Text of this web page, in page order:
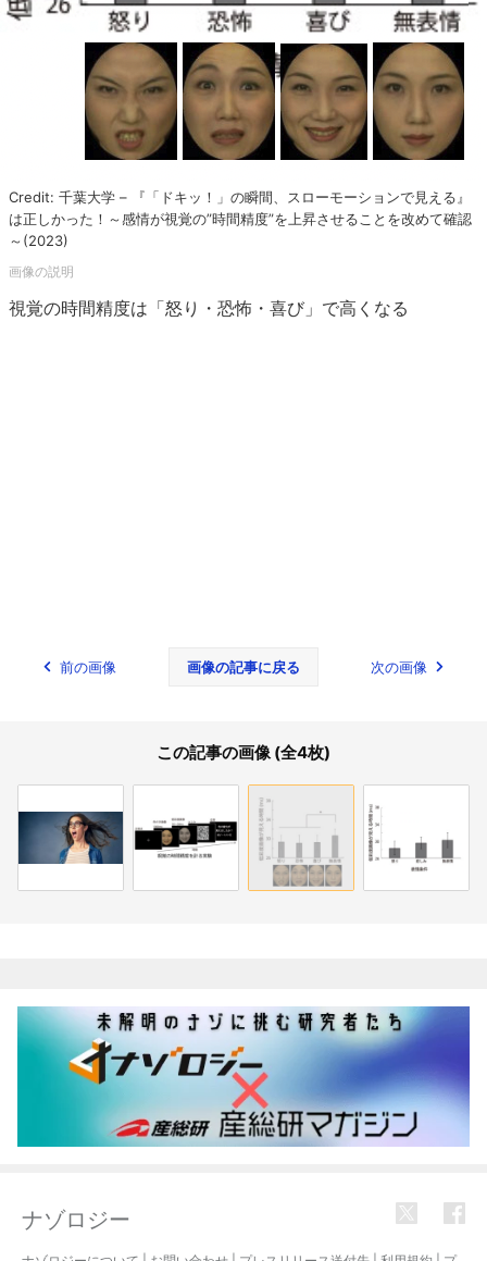
Credit: 千葉大学 – 『「ドキッ！」の瞬間、スローモーションで見える』
は正しかった！～感情が視覚の”時間精度”を上昇させることを改めて確認
～(2023)
視覚の時間精度は「怒り・恐怖・喜び」で高くなる
前の画像 画像の記事に戻る 次の画像
この記事の画像 (全4枚)
ナゾロジー